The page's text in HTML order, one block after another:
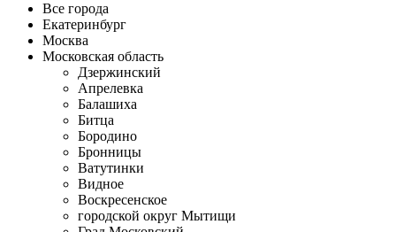
Все города
Екатеринбург
Москва
Московская область
Дзержинский
Апрелевка
Балашиха
Битца
Бородино
Бронницы
Ватутинки
Видное
Воскресенское
городской округ Мытищи